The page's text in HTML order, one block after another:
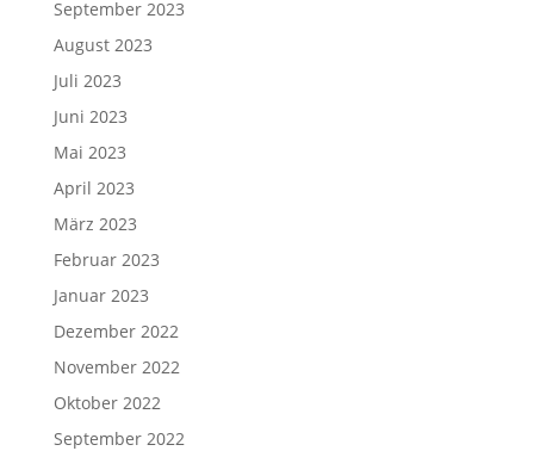
September 2023
August 2023
Juli 2023
Juni 2023
Mai 2023
April 2023
März 2023
Februar 2023
Januar 2023
Dezember 2022
November 2022
Oktober 2022
September 2022